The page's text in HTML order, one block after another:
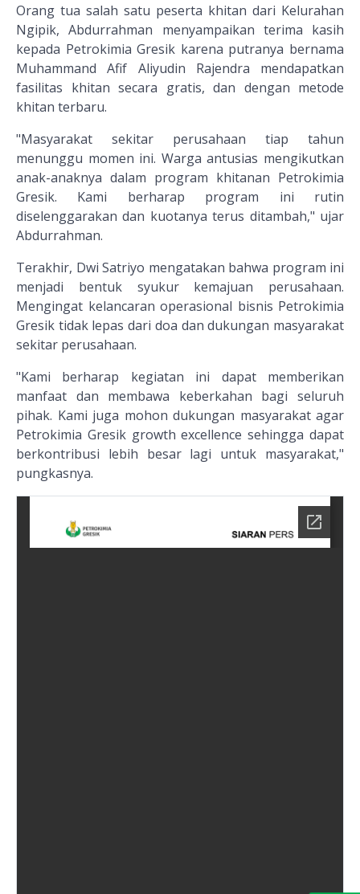
Orang tua salah satu peserta khitan dari Kelurahan
Ngipik, Abdurrahman menyampaikan terima kasih
kepada Petrokimia Gresik karena putranya bernama
Muhammand Afif Aliyudin Rajendra mendapatkan
fasilitas khitan secara gratis, dan dengan metode
khitan terbaru.
"Masyarakat sekitar perusahaan tiap tahun
menunggu momen ini. Warga antusias mengikutkan
anak-anaknya dalam program khitanan Petrokimia
Gresik. Kami berharap program ini rutin
diselenggarakan dan kuotanya terus ditambah," ujar
Abdurrahman.
Terakhir, Dwi Satriyo mengatakan bahwa program ini
menjadi bentuk syukur kemajuan perusahaan.
Mengingat kelancaran operasional bisnis Petrokimia
Gresik tidak lepas dari doa dan dukungan masyarakat
sekitar perusahaan.
"Kami berharap kegiatan ini dapat memberikan
manfaat dan membawa keberkahan bagi seluruh
pihak. Kami juga mohon dukungan masyarakat agar
Petrokimia Gresik growth excellence sehingga dapat
berkontribusi lebih besar lagi untuk masyarakat,"
pungkasnya.